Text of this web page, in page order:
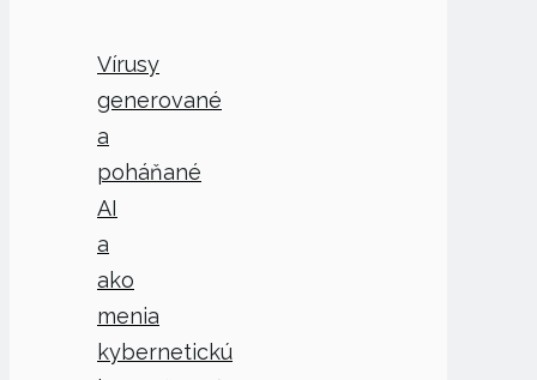
Vírusy
generované
a
poháňané
AI
a
ako
menia
kybernetickú